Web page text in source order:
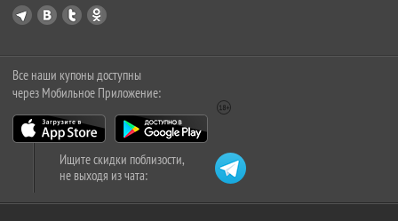
Все наши купоны доступны
через Мобильное Приложение:
Ищите скидки поблизости,
не выходя из чата: